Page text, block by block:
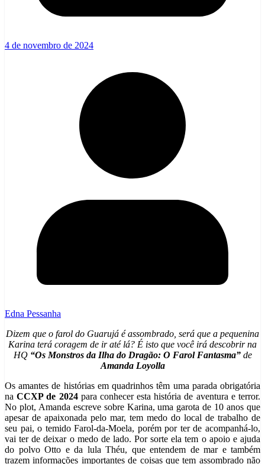
4 de novembro de 2024
Edna Pessanha
Dizem que o farol do Guarujá é assombrado, será que a pequenina
Karina terá coragem de ir até lá? É isto que você irá descobrir na
HQ “Os Monstros da Ilha do Dragão: O Farol Fantasma”de
Amanda Loyolla
Os amantes de histórias em quadrinhos têm uma parada obrigatória
naCCXP de 2024para conhecer esta história de aventura e terror.
No plot, Amanda escreve sobre Karina, uma garota de 10 anos que
apesar de apaixonada pelo mar, tem medo do local de trabalho de
seu pai, o temido Farol-da-Moela, porém por ter de acompanhá-lo,
vai ter de deixar o medo de lado. Por sorte ela tem o apoio e ajuda
do polvo Otto e da lula Théu, que entendem de mar e também
trazem informações importantes de coisas que tem assombrado não